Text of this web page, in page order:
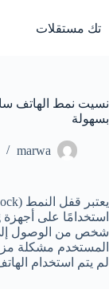
إلى
المحتوى
تك مستقلات
نسيت نمط الهاتف
بسهولة
marwa
شخص من الوصول إلى
المستخدم مشكلة
لم يتم استخدام